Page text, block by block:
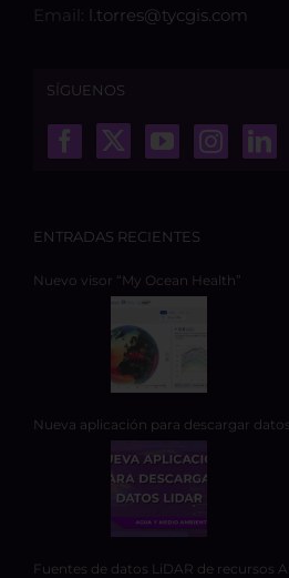
Email: l.torres@tycgis.com
SÍGUENOS
ENTRADAS RECIENTES
Nuevo visor “My Ocean Health”
Nueva aplicación para descargar
Fuentes de datos LiDAR de recursos